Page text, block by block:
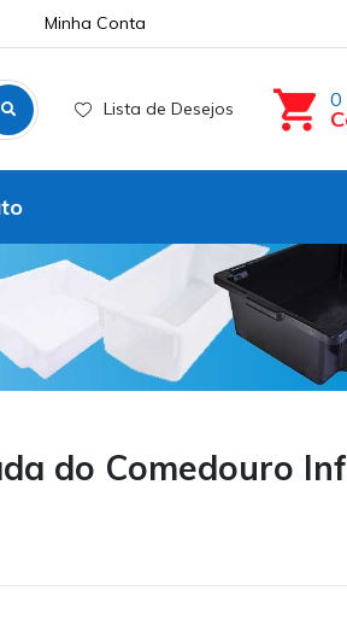
Minha Conta
Lista de Desejos 0
do Comedouro